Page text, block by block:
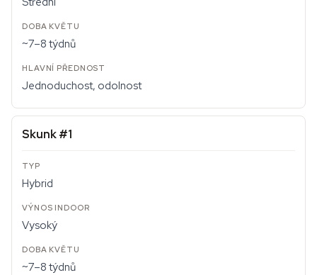
~7–8 týdnů
Jednoduchost, odolnost
Skunk #1
Hybrid
Vysoký
~7–8 týdnů